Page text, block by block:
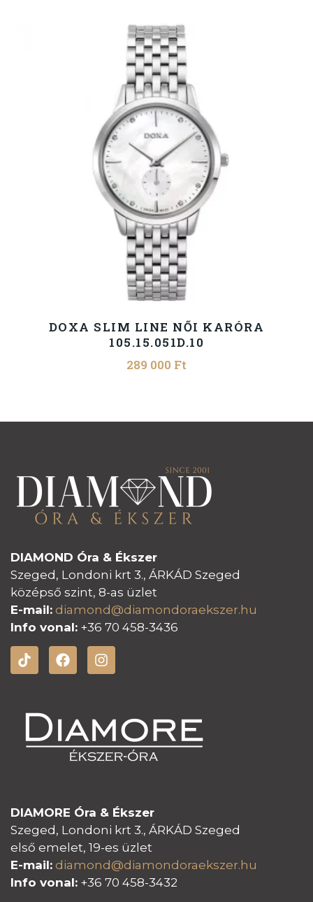
DOXA SLIM LINE NŐI KARÓRA
105.15.051D.10
289 000 Ft
DIAMOND Óra & Ékszer
Szeged, Londoni krt 3., ÁRKÁD Szeged
középső szint, 8-as üzlet
E-mail: diamond@diamondoraekszer.hu
Info vonal: +36 70 458-3436
DIAMORE Óra & Ékszer
Szeged, Londoni krt 3., ÁRKÁD Szeged
első emelet, 19-es üzlet
E-mail: diamond@diamondoraekszer.hu
Info vonal: +36 70 458-3432